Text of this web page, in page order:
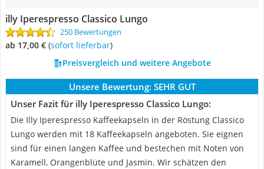
illy Iperespresso Classico Lungo
250 Bewertungen
ab 17,00 € ( Sofort lieferbar)
Preisvergleich und weitere Angebote
Unsere Bewertung: SEHR GUT
Unser Fazit für illy Iperespresso Classico Lungo:
Die Illy Iperespresso Kaffeekapseln in der Röstung Classico
Lungo werden mit 18 Kaffeekapseln angeboten. Sie eignen
sind für einen langen Kaffee und bestechen mit Noten von
Karamell, Orangenblüte und Jasmin. Wir schätzen den